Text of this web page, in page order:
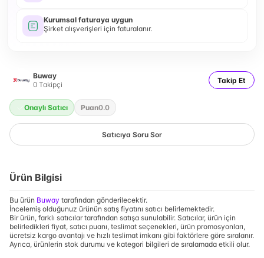
Kurumsal faturaya uygun
Şirket alışverişleri için faturalanır.
Buway
0 Takipçi Takip Et
Onaylı Satıcı Puan0.0
Satıcıya Soru Sor
Ürün Bilgisi
Bu ürün Buway tarafından gönderilecektir.
İncelemiş olduğunuz ürünün satış fiyatını satıcı belirlemektedir.
Bir ürün, farklı satıcılar tarafından satışa sunulabilir. Satıcılar, ürün için
belirledikleri fiyat, satıcı puanı, teslimat seçenekleri, ürün promosyonları,
ücretsiz kargo avantajı ve hızlı teslimat imkanı gibi faktörlere göre sıralanır.
Ayrıca, ürünlerin stok durumu ve kategori bilgileri de sıralamada etkili olur.